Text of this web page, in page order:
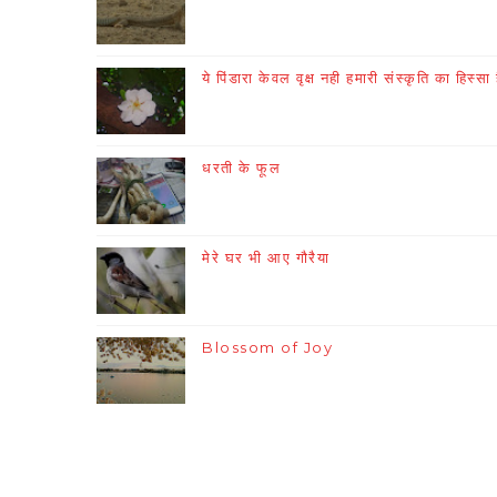
ये पिंडारा केवल वृक्ष नही हमारी संस्कृति का हिस्सा
धरती के फूल
मेरे घर भी आए गौरैया
Blossom of Joy